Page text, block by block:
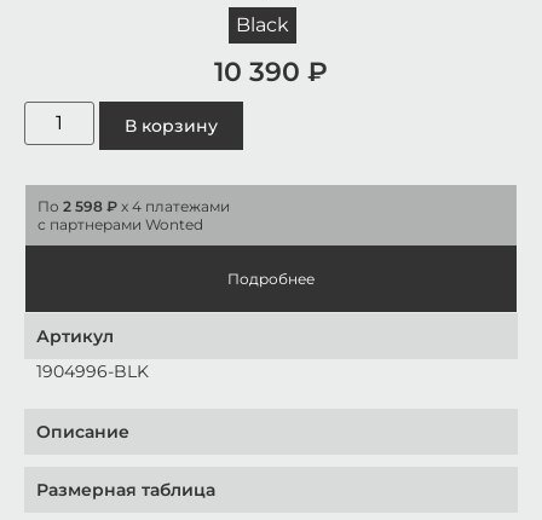
Black
10 390 ₽
В корзину
По 2 598 ₽ x 4 платежами
с партнерами Wonted
Подробнее
Артикул
1904996-BLK
Описание
Размерная таблица